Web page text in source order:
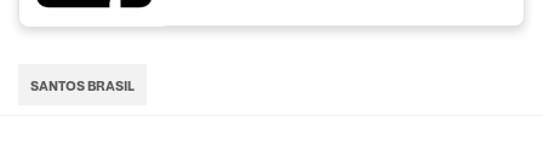
SANTOS BRASIL